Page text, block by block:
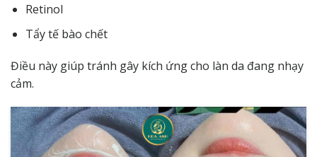
Retinol
Tẩy tế bào chết
Điều này giúp tránh gây kích ứng cho làn da đang nhạy
cảm.